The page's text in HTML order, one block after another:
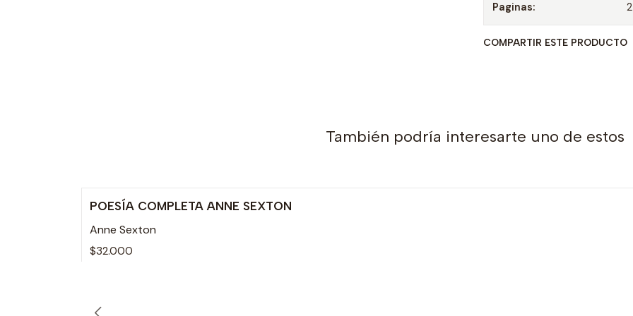
Paginas:
COMPARTIR ESTE PRODUCTO
También podría interesarte uno de estos
Agotado
POESÍA COMPLETA ANNE SEXTON
Anne Sexton
$32.000